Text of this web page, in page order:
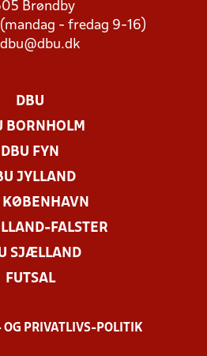
Brøndby
(mandag - fredag 9-16)
dbu@dbu.dk
DBU
BORNHOLM
DBU FYN
JYLLAND
KØBENHAVN
FALSTER
SJÆLLAND
FUTSAL
OG PRIVATLIVS-POLITIK